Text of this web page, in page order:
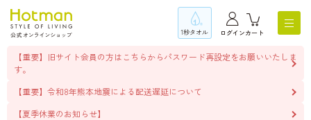
1秒タオル ログインカート
【重要】旧サイト会員の方はこちらからパスワード再設定をお願いいたしま
す。
【重要】令和8年熊本地震による配送遅延について
【夏季休業のお知らせ】